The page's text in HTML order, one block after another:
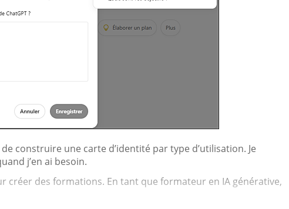
construire une carte d’identité par type d’utilisation. Je
j’en ai besoin.
créer des formations. En tant que formateur en IA générative,